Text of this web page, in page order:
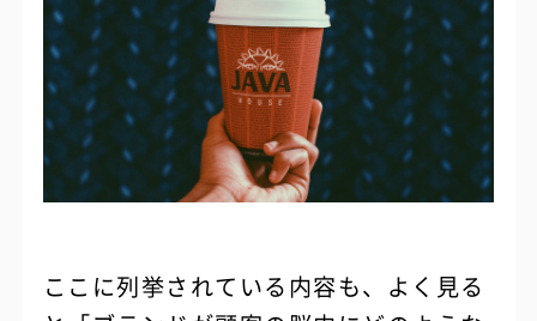
ここに列挙されている内容も、よく見る